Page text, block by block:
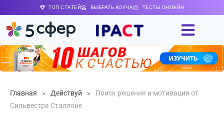
ТОП СТАТЕЙ ВЫБРАТЬ КОУЧА ТЕСТЫ ОНЛАЙН
Главная » Действуй »
По­иск ре­шения и мотивация от
Сильвестра Сталлоне